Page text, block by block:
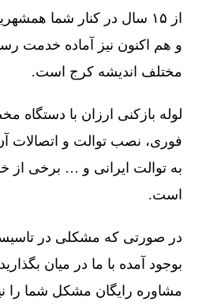
از ۱۵ سال در کنار شما
و هم اکنون نیز آماده خدمت
مختلف اندیشه کرج است.
لوله بازکنی ارزان با دستگاه
فوری، نصب توالت و اتصالات
به توالت ایرانی و … برخی
است.
در صورتی که مشکلی در
بوجود آمده با ما در میان
مشاوره رایگان مشکل شما را